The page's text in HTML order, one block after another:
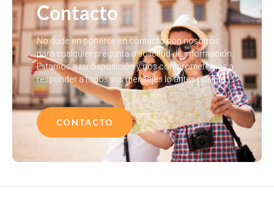
Contacto
No dude en ponerse en contacto con nosotros
para cualquier pregunta o solicitud de información.
Estamos a su disposición y nos comprometemos a
responder a todos sus mensajes lo antes posible.
CONTACTO